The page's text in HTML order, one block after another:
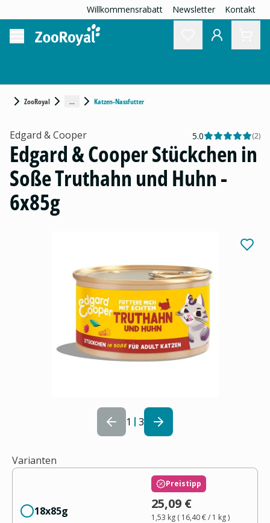
Willkommensrabatt Newsletter Kontakt
ZooRoyal ... Katzen-Nassfutter
1 3
Edgard & Cooper 5.0 (2)
Edgard & Cooper Stückchen in
Soße Truthahn und Huhn -
6x85g
Varianten
18x85g
Preistipp
25,09 €
1,53 kg( 16,40 €/ 1 kg)